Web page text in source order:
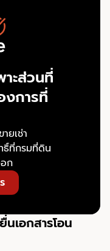
าะส่วนที่
งการที่
ยเช่า
ธิ์ที่กรมที่ดิน
ก
เอกสารโอน